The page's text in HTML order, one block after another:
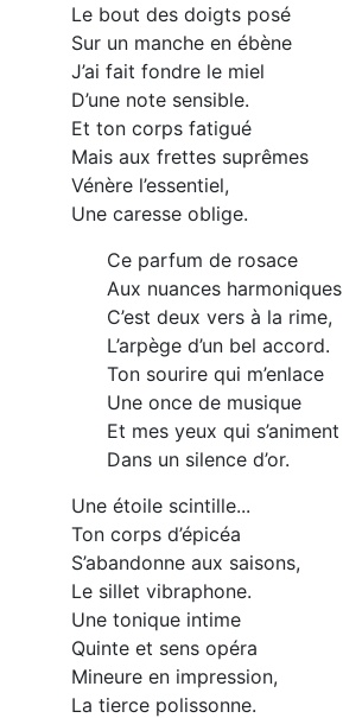
Le bout des doigts posé
Sur un manche en ébène
J’ai fait fondre le miel
D’une note sensible.
Et ton corps fatigué
Mais aux frettes suprêmes
Vénère l’essentiel,
Une caresse oblige.
Ce parfum de rosace
Aux nuances harmoniques
C’est deux vers à la rime,
L’arpège d’un bel accord.
Ton sourire qui m’enlace
Une once de musique
Et mes yeux qui s’animent
Dans un silence d’or.
Une étoile scintille...
Ton corps d’épicéa
S’abandonne aux saisons,
Le sillet vibraphone.
Une tonique intime
Quinte et sens opéra
Mineure en impression,
La tierce polissonne.